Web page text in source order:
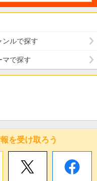
ンルで探す
マで探す
を受け取ろう